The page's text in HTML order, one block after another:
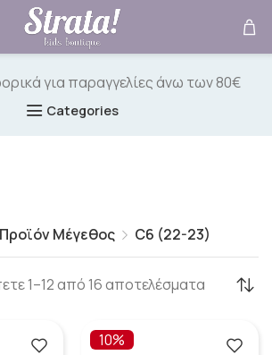
για παραγγελίες άνω των 80€
Categories
Προϊόν Μέγεθος C6 (22-23)
1–12 από 16 αποτελέσματα
10%